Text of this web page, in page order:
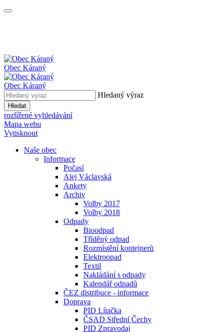
Obec Káraný
Obec Káraný
Hledaný výraz
Hledat
rozšířené vyhledávání
Mapa webu
Vytisknout
Naše obec
Informace
Počasí
Alej Václavská
Ankety
Archiv
Volby 2017
Volby 2018
Odpady
Bioodpad
Tříděný odpad
Rozmístění kontejnerů
Elektroopad
Textil
Nakládání s odpady
Kalendář odpadů
ČEZ distribuce - informace
Doprava
PID Lítačka
ČSAD Střední Čechy
PID Zpravodaj